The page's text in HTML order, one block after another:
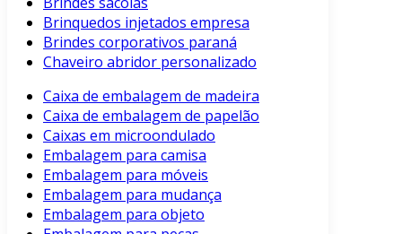
Brinquedos injetados empresa
Brindes corporativos paraná
Chaveiro abridor personalizado
Caixa de embalagem de madeira
Caixa de embalagem de papelão
Caixas em microondulado
Embalagem para camisa
Embalagem para móveis
Embalagem para mudança
Embalagem para objeto